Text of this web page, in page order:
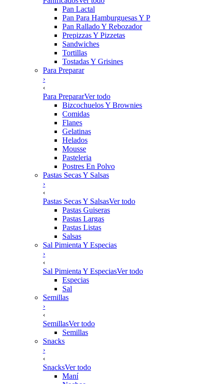
Pan Lactal
Pan Para Hamburguesas Y P
Pan Rallado Y Rebozador
Prepizzas Y Pizzetas
Sandwiches
Tortillas
Tostadas Y Grisines
Para Preparar
›
‹
Para PrepararVer todo
Bizcochuelos Y Brownies
Comidas
Flanes
Gelatinas
Helados
Mousse
Pasteleria
Postres En Polvo
Pastas Secas Y Salsas
›
‹
Pastas Secas Y SalsasVer todo
Pastas Guiseras
Pastas Largas
Pastas Listas
Salsas
Sal Pimienta Y Especias
›
‹
Sal Pimienta Y EspeciasVer todo
Especias
Sal
Semillas
›
‹
SemillasVer todo
Semillas
Snacks
›
‹
SnacksVer todo
Maní